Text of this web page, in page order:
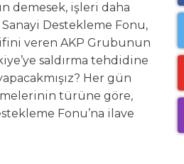
demesek, işleri daha
Destekleme Fonu,
veren AKP Grubunun
saldırma tehdidine
Her gün
türüne göre,
Fonu’na ilave